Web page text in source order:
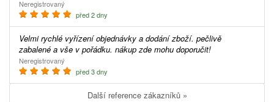
Neregistrovaný
před 2 dny
Velmi rychlé vyřízení objednávky a dodání zboží. pečlivě
zabalené a vše v pořádku. nákup zde mohu doporučit!
Neregistrovaný
před 3 dny
Další reference zákazníků »